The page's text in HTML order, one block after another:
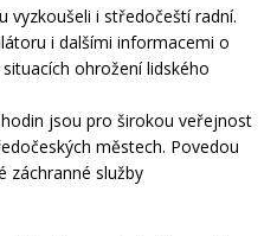
vyzkoušeli i středočeští radní.
i dalšími informacemi o
ohrožení lidského
jsou pro širokou veřejnost
městech. Povedou
záchranné služby